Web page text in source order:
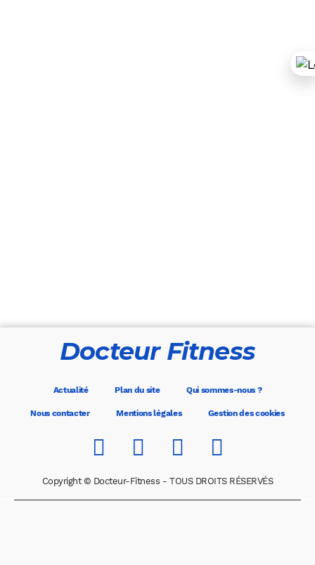
Docteur Fitness
Actualité Plan du site Qui sommes-nous ?
Nous contacter Mentions légales Gestion des cookies
Copyright © Docteur-Fitness - TOUS DROITS RÉSERVÉS